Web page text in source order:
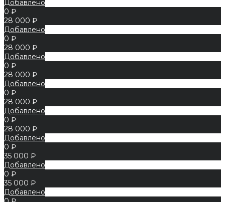
Добавлено
0 ₽
28 000 ₽
Добавлено
0 ₽
28 000 ₽
Добавлено
0 ₽
28 000 ₽
Добавлено
0 ₽
28 000 ₽
Добавлено
0 ₽
28 000 ₽
Добавлено
0 ₽
35 000 ₽
Добавлено
0 ₽
35 000 ₽
Добавлено